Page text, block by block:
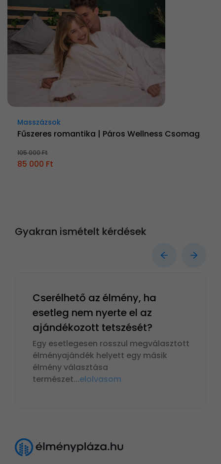
Masszázsok
Fűszeres romantika | Páros Wellness Csomag
105 000 Ft
85 000 Ft
Gyakran ismételt kérdések
Cserélhető az élmény, ha
esetleg nem nyerte el az
ajándékozott tetszését?
Egy esetlegesen rosszul megválasztott
élményajándék helyett egy másik
élmény választása
természet...elolvasom